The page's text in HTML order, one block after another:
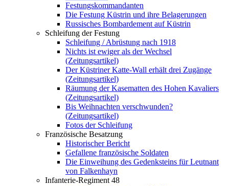
Festungskommandanten
Die Festung Küstrin und ihre Belagerungen
Russisches Bombardement auf Küstrin
Schleifung der Festung
Schleifung / Abrüstung nach 1918
Nichts ist ewiger als der Wechsel
(Zeitungsartikel)
Der Küstriner Katte-Wall erhält drei Zugänge
(Zeitungsartikel)
Räumung der Kasematten des Hohen Kavaliers
(Zeitungsartikel)
Bis Weihnachten verschwunden?
(Zeitungsartikel)
Fotos der Schleifung
Französische Besatzung
Historischer Bericht
Gefallene französische Soldaten
Die Einweihung des Gedenksteins für Leutnant
von Falkenhayn
Infanterie-Regiment 48